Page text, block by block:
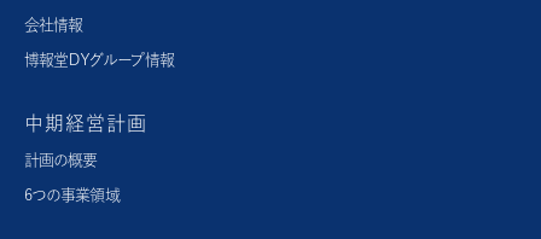
会社情報
博報堂ＤＹグループ情報
中期経営計画
計画の概要
6つの事業領域